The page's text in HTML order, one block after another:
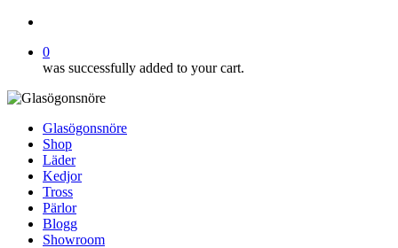
0
was successfully added to your cart.
Glasögonsnöre
Shop
Läder
Kedjor
Tross
Pärlor
Blogg
Showroom